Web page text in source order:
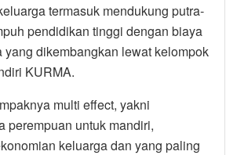
termasuk mendukung putra-
pendidikan tinggi dengan biaya
yang dikembangkan lewat kelompok
KURMA.
multi effect, yakni
perempuan untuk mandiri,
keluarga dan yang paling